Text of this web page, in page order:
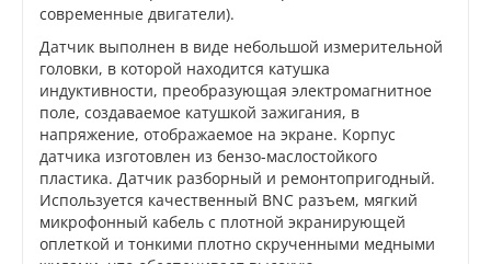
современные двигатели).
Датчик выполнен в виде небольшой измерительной
головки, в которой находится катушка
индуктивности, преобразующая электромагнитное
поле, создаваемое катушкой зажигания, в
напряжение, отображаемое на экране. Корпус
датчика изготовлен из бензо-маслостойкого
пластика. Датчик разборный и ремонтопригодный.
Используется качественный BNC разъем, мягкий
микрофонный кабель с плотной экранирующей
оплеткой и тонкими плотно скрученными медными